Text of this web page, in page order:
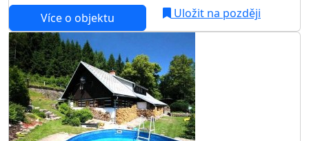
Více o objektu
Uložit na později